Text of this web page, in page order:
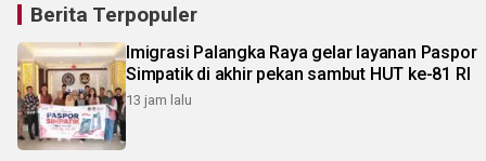
Berita Terpopuler
Imigrasi Palangka Raya gelar layanan Paspor
Simpatik di akhir pekan sambut HUT ke-81 RI
13 jam lalu